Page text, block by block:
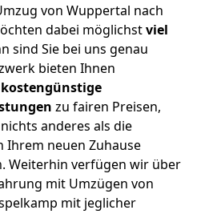
von Wuppertal nach
dabei möglichstviel
sind Sie bei uns genau
bieten Ihnen
kostengünstige
zu fairen Preisen,
anderes als die
Ihrem neuen Zuhause
Weiterhin verfügen wir über
mit Umzügen von
mit jeglicher